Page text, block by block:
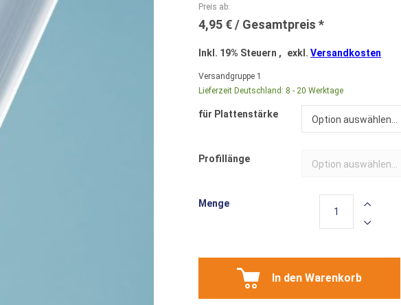
Preis ab
4,95 €
Inkl. 19% Steuern , exkl.Versandkosten
Versandgruppe 1
Lieferzeit Deutschland: 8 - 20 Werktage
für Plattenstärke Option auswählen...
Profillänge Option auswählen...
Menge
In den Warenkorb